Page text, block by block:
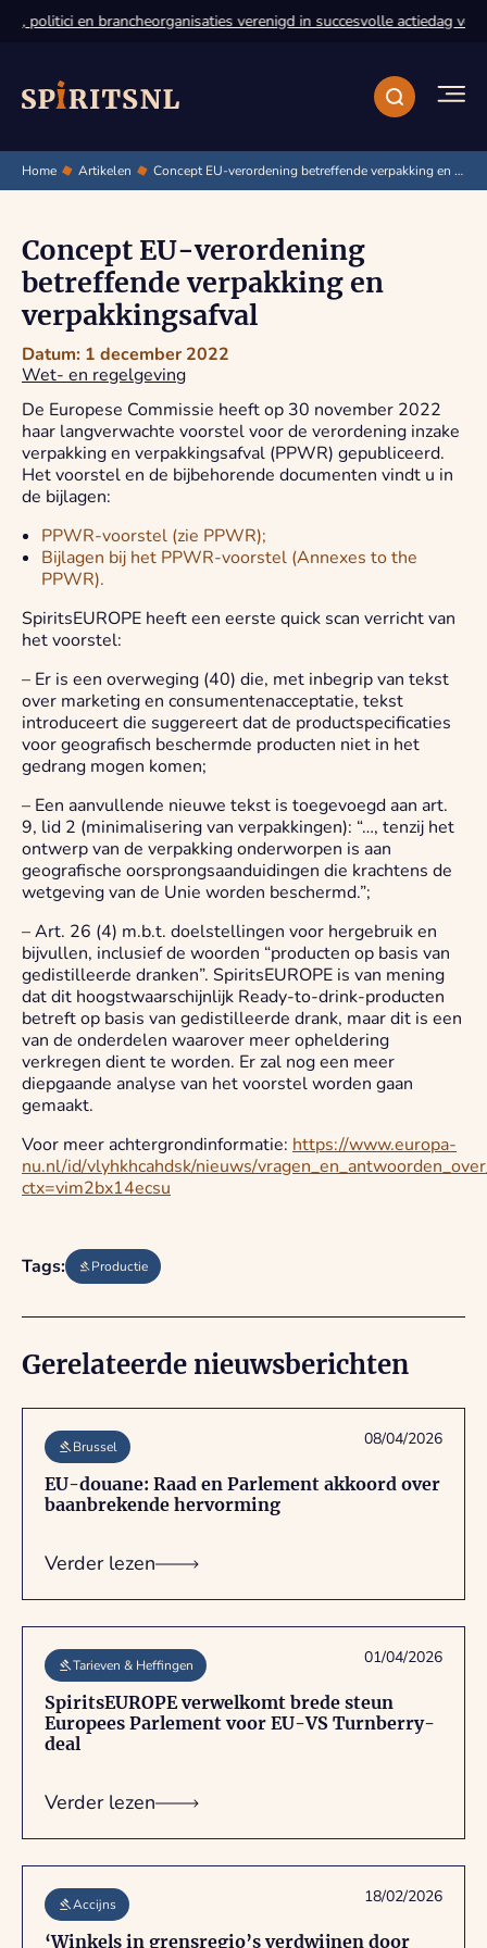
politici en brancheorganisaties verenigd in succesvolle actiedag voor
Home Artikelen Concept EU-verordening betreffende verpakking en verpakkingsafval
Concept EU-verordening
betreffende verpakking en
verpakkingsafval
Datum: 1 december 2022
Wet- en regelgeving
De Europese Commissie heeft op 30 november 2022
haar langverwachte voorstel voor de verordening inzake
verpakking en verpakkingsafval (PPWR) gepubliceerd.
Het voorstel en de bijbehorende documenten vindt u in
de bijlagen:
PPWR-voorstel (zie PPWR);
Bijlagen bij het PPWR-voorstel (Annexes to the
PPWR).
SpiritsEUROPE heeft een eerste quick scan verricht van
het voorstel:
– Er is een overweging (40) die, met inbegrip van tekst
over marketing en consumentenacceptatie, tekst
introduceert die suggereert dat de productspecificaties
voor geografisch beschermde producten niet in het
gedrang mogen komen;
– Een aanvullende nieuwe tekst is toegevoegd aan art.
9, lid 2 (minimalisering van verpakkingen): “…, tenzij het
ontwerp van de verpakking onderworpen is aan
geografische oorsprongsaanduidingen die krachtens de
wetgeving van de Unie worden beschermd.”;
– Art. 26 (4) m.b.t. doelstellingen voor hergebruik en
bijvullen, inclusief de woorden “producten op basis van
gedistilleerde dranken”. SpiritsEUROPE is van mening
dat dit hoogstwaarschijnlijk Ready-to-drink-producten
betreft op basis van gedistilleerde drank, maar dit is een
van de onderdelen waarover meer opheldering
verkregen dient te worden. Er zal nog een meer
diepgaande analyse van het voorstel worden gaan
gemaakt.
Voor meer achtergrondinformatie: https://www.europa-
nu.nl/id/vlyhkhcahdsk/nieuws/
ctx=vim2bx14ecsu
Tags: Productie
Gerelateerde nieuwsberichten
Brussel
EU-douane: Raad en Parlement akkoord over
baanbrekende hervorming
Verder lezen
08/04/2026
Tarieven & Heffingen
SpiritsEUROPE verwelkomt brede steun
Europees Parlement voor EU-VS Turnberry-
deal
Verder lezen
01/04/2026
Accijns
‘Winkels in grensregio’s verdwijnen door
18/02/2026